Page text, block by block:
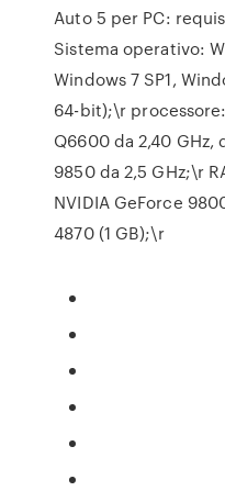
Auto 5 per PC:
Sistema operativo:
Windows 7 SP1,
64-bit);\r
Q6600 da 2,40 GHz,
9850 da 2,5 GHz;\r
NVIDIA GeForce
4870 (1 GB);\r